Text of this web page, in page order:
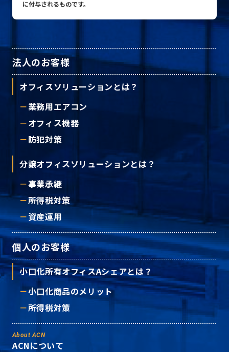
プライバシーポリシー
© ACN Inc.
に付与されるものです。
法人のお客様
オフィスソリューションとは？
業務用エアコン
オフィス機器
防犯対策
分譲オフィスソリューションとは？
事業承継
所得税対策
資産運用
個人のお客様
小口化所有オフィスAシェアとは？
小口化商品のメリット
所得税対策
About ACN
ACNについて